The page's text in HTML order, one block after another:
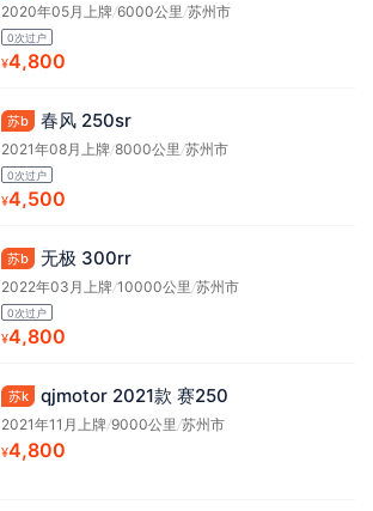
2020年05月上牌/6000公里 /苏州市
0次过户
¥4,800
苏b 春风 250sr
2021年08月上牌/8000公里 /苏州市
0次过户
¥4,500
苏b 无极 300rr
2022年03月上牌/10000公里 /苏州市
0次过户
¥4,800
苏k qjmotor 2021款 赛250
2021年11月上牌/9000公里 /苏州市
¥4,800